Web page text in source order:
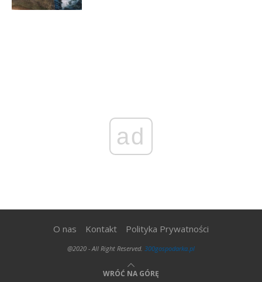
ad
O nas Kontakt Polityka Prywatności
@2020 - All Right Reserved. 300gospodarka.pl
WRÓĆ NA GÓRĘ